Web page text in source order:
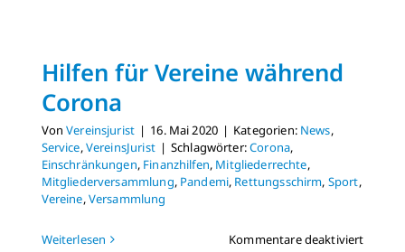
Hilfen für Vereine während
Corona
VonVereinsjurist | 16. Mai 2020 | Kategorien: News,
Service,VereinsJurist | Schlagwörter:Corona,
Einschränkungen, Finanzhilfen, Mitgliederrechte,
Mitgliederversammlung, Pandemi, Rettungsschirm, Sport,
Vereine,Versammlung
Weiterlesen Kommentare deaktiviertfür